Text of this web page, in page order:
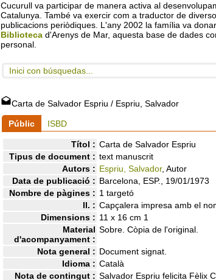
Cucurull va participar de manera activa al
Catalunya. També va exercir com a traductor de
publicacions periòdiques. L'any 2002 la família va
Bibliotecad'Arenys de Mar, aquesta base de dades
personal.
Inici con búsquedas...
Carta de Salvador Espriu / Espriu, Salvador
Públic ISBD
Títol : Carta de Salvador Espriu
Tipus de document : text manuscrit
Autors : Espriu, Salvador, Autor
Data de publicació : Barcelona, ESP., 19/01/1973
Nombre de pàgines : 1 targetó
ll. : Capçalera impresa amb el
Dimensions : 11 x 16 cm 1
Material
d'acompanyament :
Sobre. Còpia de l'original.
Nota general : Document signat.
Idioma : Català
Nota de contingut : Salvador Espriu felicita Fèlix